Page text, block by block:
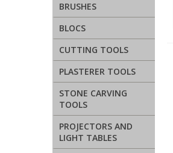
BRUSHES
BLOCS
CUTTING TOOLS
PLASTERER TOOLS
STONE CARVING
TOOLS
PROJECTORS AND
LIGHT TABLES